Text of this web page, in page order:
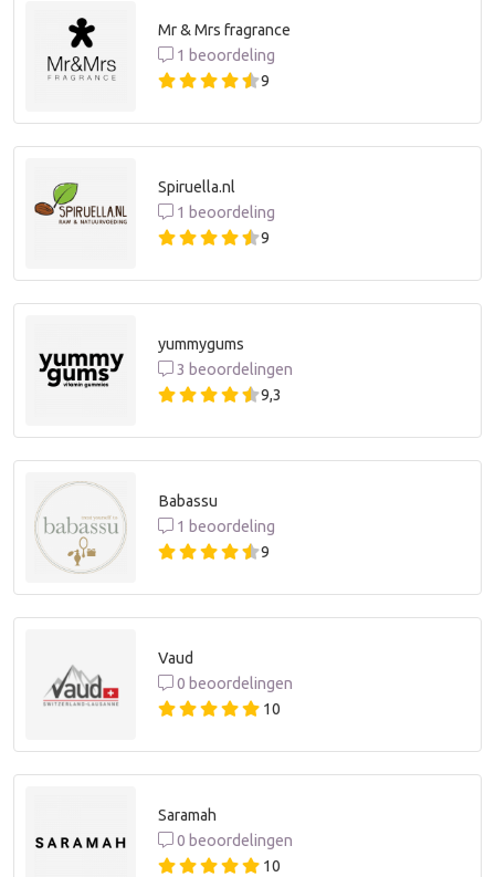
Mr & Mrs fragrance
1 beoordeling
9
Spiruella.nl
1 beoordeling
9
yummygums
3 beoordelingen
9,3
Babassu
1 beoordeling
9
Vaud
0 beoordelingen
10
Saramah
0 beoordelingen
10